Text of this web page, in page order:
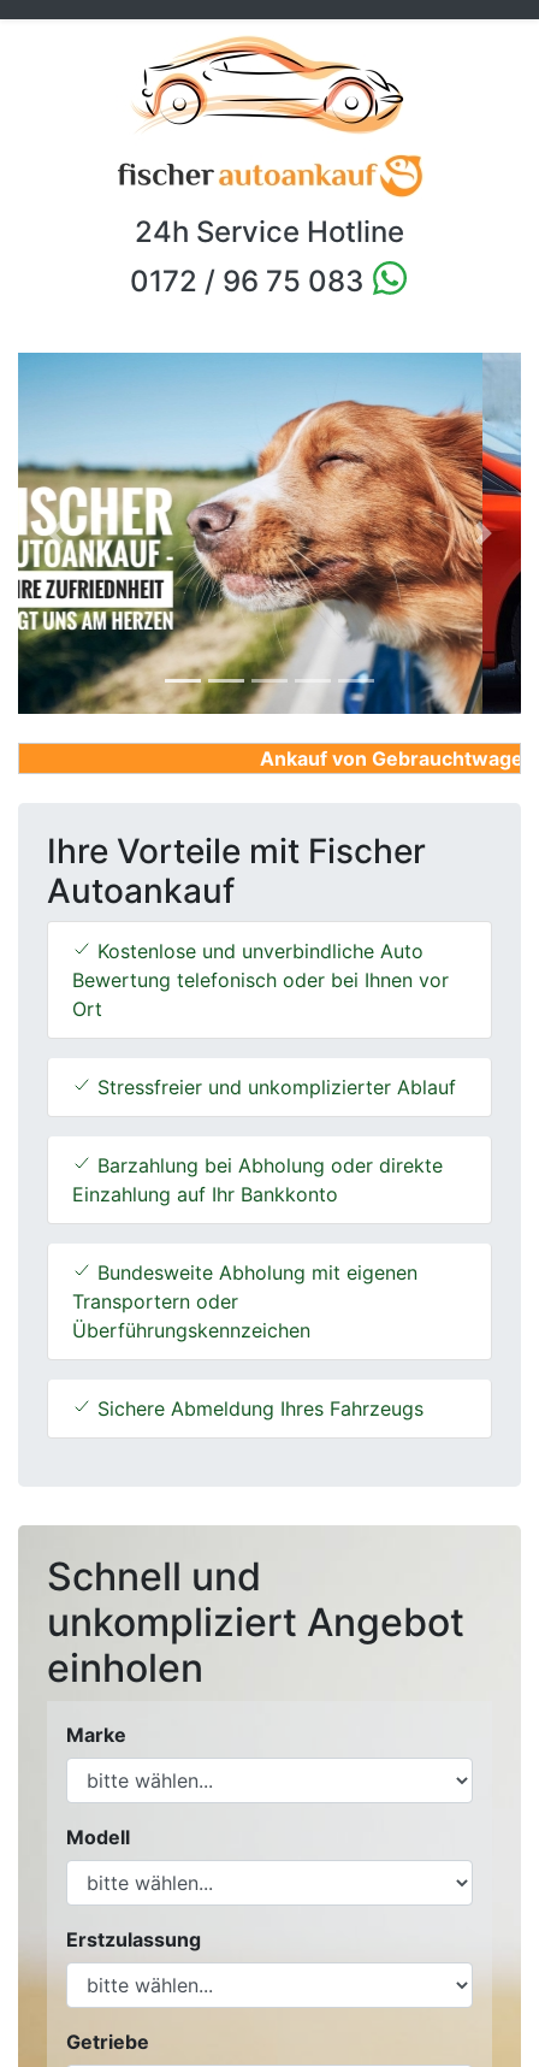
24h Service Hotline
0172 / 96 75 083
Previous Next
Ankauf von Gebrauchtwagen,
Ihre Vorteile mit Fischer
Autoankauf
Kostenlose und unverbindliche Auto
Bewertung telefonisch oder bei Ihnen vor
Ort
Stressfreier und unkomplizierter Ablauf
Barzahlung bei Abholung oder direkte
Einzahlung auf Ihr Bankkonto
Bundesweite Abholung mit eigenen
Transportern oder
Überführungskennzeichen
Sichere Abmeldung Ihres Fahrzeugs
Schnell und
unkompliziert Angebot
einholen
Marke
Modell
Erstzulassung
Getriebe